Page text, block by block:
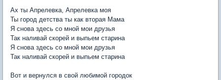
Ах ты Апрелевка, Апрелевка моя
Ты город детства ты как вторая Мама
Я снова здесь со мной мои друзья
Так наливай скорей и выпьем старина
Я снова здесь со мной мои друзья
Так наливай скорей и выпьем старина
Вот и вернулся в свой любимой городок